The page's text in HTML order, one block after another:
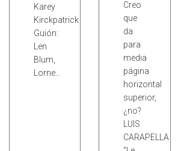
Karey
Kirckpatrick
Guión:
Len
Blum,
Lorne…
Creo
que
da
para
media
página
horizontal
superior,
¿no?
LUIS
CARAPELLA